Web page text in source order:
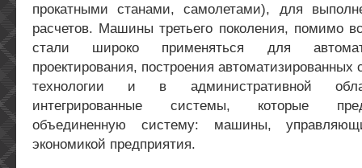
прокатными станами, самолетами), для
расчетов. Машины третьего поколения, помимо
стали широко применяться для
проектирования, построения автоматизированных
технологии и в административной
интегрированные системы, которые
объединенную систему: машины,
экономикой предприятия.